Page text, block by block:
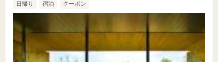
日帰り 宿泊 クーポン